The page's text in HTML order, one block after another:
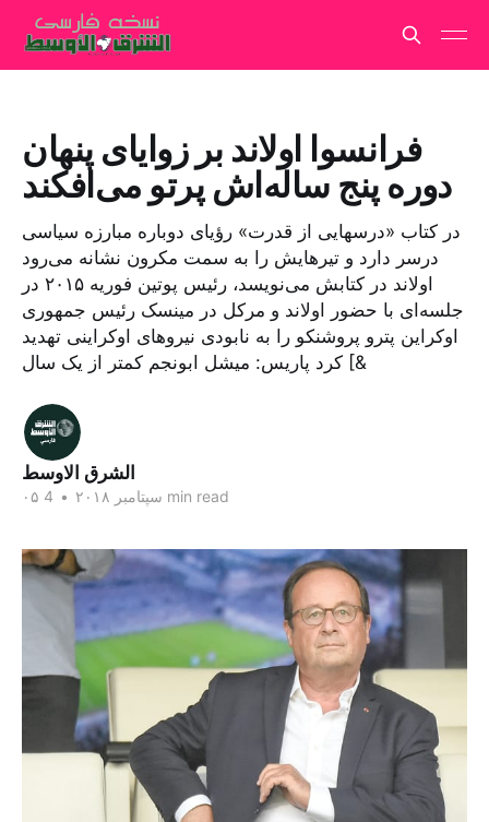
فرانسوا اولاند بر زوایای پنهان
دوره پنج ساله‌اش پرتو می‌افکند
در کتاب «درسهایی از قدرت» رؤیای دوباره مبارزه سیاسی
درسر دارد و تیرهایش را به سمت مکرون نشانه می‌رود
اولاند در کتابش می‌نویسد، رئیس پوتین فوریه ۲۰۱۵ در
جلسه‌ای با حضور اولاند و مرکل در مینسک رئیس جمهوری
اوکراین پترو پروشنکو را به نابودی نیروهای اوکراینی تهدید
کرد پاریس: میشل ابونجم کمتر از یک سال [&
الشرق الاوسط
۰۵ سپتامبر ۲۰۱۸ • 4 min read